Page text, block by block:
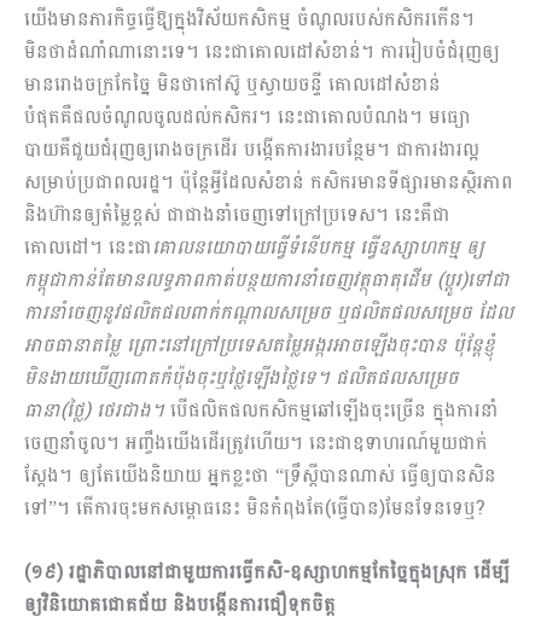
យើងមានភារកិច្ចធ្វើឱ្យក្នុងវិស័យកសិកម្ម ចំណូលរបស់កសិករកើន។
មិនថាដំណាំណានោះទេ។ នេះជាគោល​ដៅ​សំខាន់។ ការរៀបចំជំរុញឲ្យ
មានរោងចក្រកែ​ច្នៃ ​មិនថាកៅស៊ូ ឬស្វាយចន្ទី គោលដៅសំខាន់
បំផុតគឺផលចំ​ណូលចូលដល់កសិករ។ នេះជាគោលបំណង។ មធ្យោ​
បាយគឺជួយជំរុញឲ្យរោងចក្រដើរ បង្កើត​ការ​ងារ​បន្ថែម។​​ ជាការងារល្អ
សម្រាប់ប្រជា​ពល​រដ្ឋ។ ប៉ុន្ដែអ្វីដែលសំខាន់ កសិករមានទីផ្សារមានស្ថិរភាព
និងហ៊ានឲ្យតំម្លៃ​ខ្ពស់ ជាជាងនាំចេញទៅក្រៅប្រទេស។ នេះគឺជា
គោលដៅ។ នេះជាគោល​នយោបាយធ្វើទំនើបកម្ម ធ្វើឧស្សាហកម្ម ឲ្យ
កម្ពុជាកាន់តែមានលទ្ធ​ភាពកាត់បន្ថយការនាំចេញវត្ថុធាតុដើម (ប្ដូរ)ទៅជា
ការនាំចេញនូវផលិតផលពាក់កណ្ដាល​សម្រេច ឬផលិត​ផលសម្រេច ដែល
អាចធានាតម្លៃ ព្រោះនៅក្រៅប្រទេស​តម្លៃអង្ករអាចឡើងចុះបាន ប៉ុន្ដែខ្ញុំ
មិនងាយឃើញពោត​កំប៉ុងចុះឬថ្លៃឡើងថ្លៃទេ។ ផលិតផលសម្រេច
ធានា(ថ្លៃ) ថេរជាង។បើផលិត​ផល​កសិកម្មឆៅឡើង​ចុះច្រើន ក្នុងការនាំ
ចេញនាំចូល។ អញ្ចឹងយើងដើរត្រូវហើយ។​ នេះ​ជាឧទាហរណ៍មួយ​ជាក់​
ស្ដែង។ ឲ្យតែយើងនិយាយ អ្នកខ្លះថា “ទ្រឹស្ដីបានណាស់ ធ្វើឲ្យបានសិន
ទៅ”។ តើការចុះ​មកសម្ពោធនេះ មិនកំពុង​តែ(ធ្វើបាន)មែនទែនទេឬ?
(១៩)រដ្ឋាភិបាលនៅជាមួយការធ្វើកសិ-ឧស្សាហកម្មកែច្នៃក្នុងស្រុក ដើម្បី
ឲ្យវិនិយោគជោគជ័យ និងបង្កើន​ការជឿទុកចិត្ត